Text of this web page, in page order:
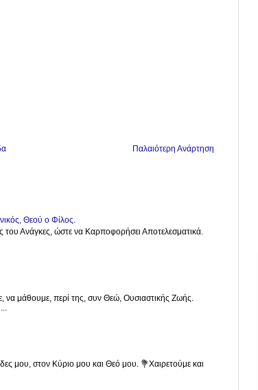
Παλαιότερη Ανάρτηση
Θεού ο Φίλος.
του Ανάγκες, ώστε να Καρποφορήσει Αποτελεσματικά.
να μάθουμε, περί της, συν Θεώ, Ουσιαστικής Ζωής.
μου, στον Κύριο μου και Θεό μου. 💐Χαιρετούμε και